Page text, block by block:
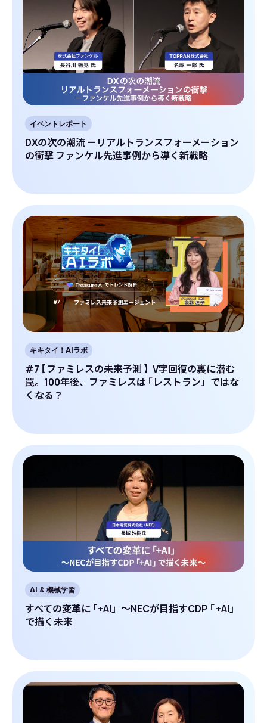
イベントレポート
DXの次の潮流 ーリアルトランスフォーメーション
の衝撃 ファンケル先進事例から導く新戦略
キキタイ！AIラボ
#7 【ファミレスの未来予測 】 V字回復の裏に潜む
罠。100年後、ファミレスは 「レストラン」ではな
くなる？
AI & 機械学習
すべての変革に 「+AI」～NECが目指すCDP 「+AI」
で描く未来